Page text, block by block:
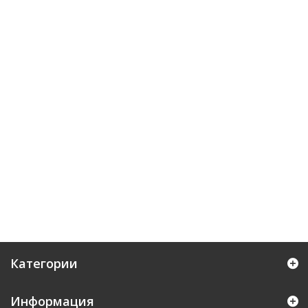
Категории
Информация